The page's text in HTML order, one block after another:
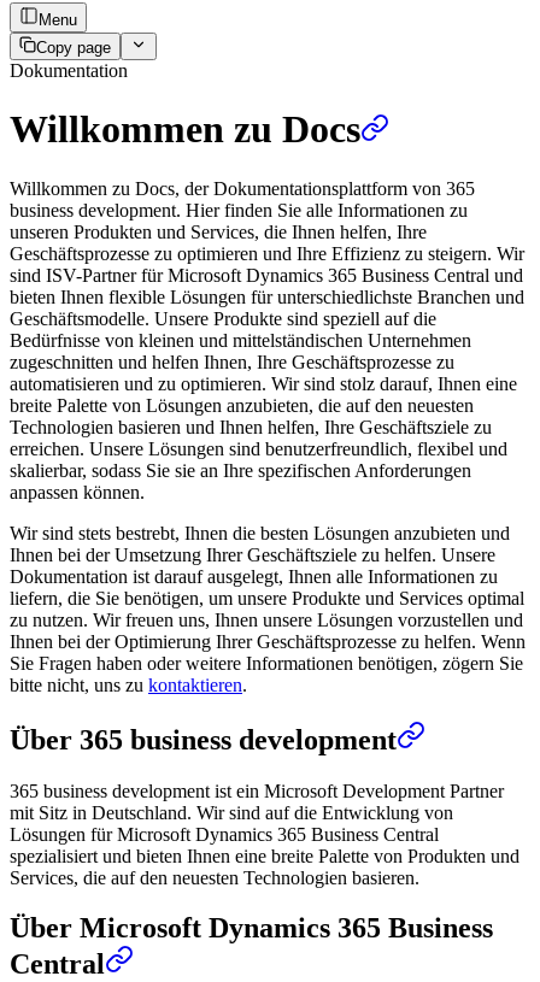
Menu
Copy page
Dokumentation
Willkommen zu Docs
Willkommen zu Docs, der Dokumentationsplattform von 365
business development. Hier finden Sie alle Informationen zu
unseren Produkten und Services, die Ihnen helfen, Ihre
Geschäftsprozesse zu optimieren und Ihre Effizienz zu steigern. Wir
sind ISV-Partner für Microsoft Dynamics 365 Business Central und
bieten Ihnen flexible Lösungen für unterschiedlichste Branchen und
Geschäftsmodelle. Unsere Produkte sind speziell auf die
Bedürfnisse von kleinen und mittelständischen Unternehmen
zugeschnitten und helfen Ihnen, Ihre Geschäftsprozesse zu
automatisieren und zu optimieren. Wir sind stolz darauf, Ihnen eine
breite Palette von Lösungen anzubieten, die auf den neuesten
Technologien basieren und Ihnen helfen, Ihre Geschäftsziele zu
erreichen. Unsere Lösungen sind benutzerfreundlich, flexibel und
skalierbar, sodass Sie sie an Ihre spezifischen Anforderungen
anpassen können.
Wir sind stets bestrebt, Ihnen die besten Lösungen anzubieten und
Ihnen bei der Umsetzung Ihrer Geschäftsziele zu helfen. Unsere
Dokumentation ist darauf ausgelegt, Ihnen alle Informationen zu
liefern, die Sie benötigen, um unsere Produkte und Services optimal
zu nutzen. Wir freuen uns, Ihnen unsere Lösungen vorzustellen und
Ihnen bei der Optimierung Ihrer Geschäftsprozesse zu helfen. Wenn
Sie Fragen haben oder weitere Informationen benötigen, zögern Sie
bitte nicht, uns zu kontaktieren.
Über 365 business development
365 business development ist ein Microsoft Development Partner
mit Sitz in Deutschland. Wir sind auf die Entwicklung von
Lösungen für Microsoft Dynamics 365 Business Central
spezialisiert und bieten Ihnen eine breite Palette von Produkten und
Services, die auf den neuesten Technologien basieren.
Über Microsoft Dynamics 365 Business
Central